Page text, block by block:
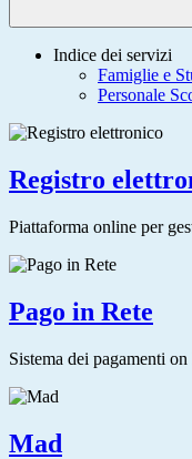
Indice dei servizi
Famiglie e
Personale
Registro
Piattaforma online per
Pago in Rete
Sistema dei pagamenti
Mad